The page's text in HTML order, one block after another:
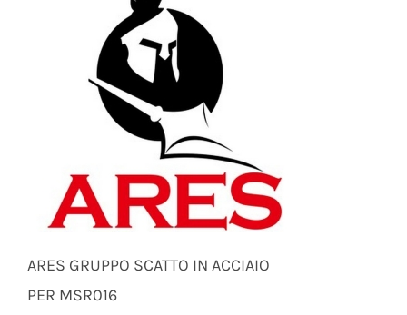
ARES GRUPPO SCATTO IN ACCIAIO
PER MSR016